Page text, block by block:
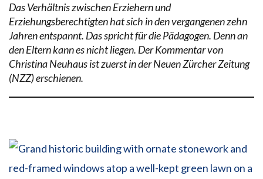
Das Verhältnis zwischen Erziehern und
Erziehungsberechtigten hat sich in den vergangenen zehn
Jahren entspannt. Das spricht für die Pädagogen. Denn an
den Eltern kann es nicht liegen. Der Kommentar von
Christina Neuhaus ist zuerst in der Neuen Zürcher Zeitung
(NZZ) erschienen.